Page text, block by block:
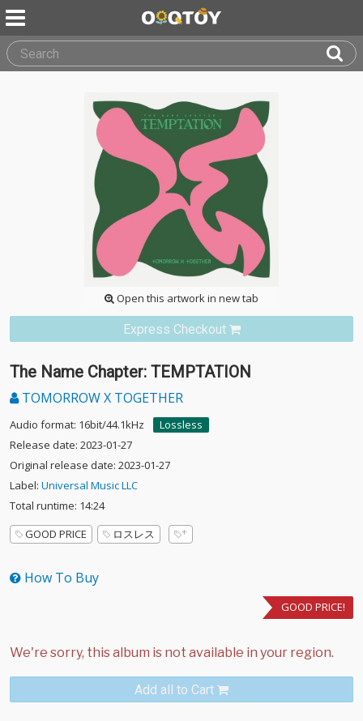
Open this artwork in new tab
Express Checkout
The Name Chapter: TEMPTATION
TOMORROW X TOGETHER
Audio format: 16bit/44.1kHz
Lossless
Release date: 2023-01-27
Original release date: 2023-01-27
Label: Universal Music LLC
Total runtime: 14:24
GOOD PRICE
ロスレス
How To Buy
GOOD PRICE!
Add all to Cart